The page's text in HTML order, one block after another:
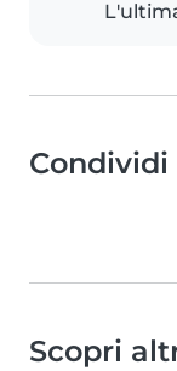
Scopri